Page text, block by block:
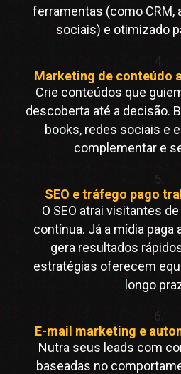
ferramentas (como CRM,
sociais) e otimizado
Marketing de conteúdo
Crie conteúdos que
descoberta até a decisão.
books, redes sociais e
complementar e
SEO e tráfego pago
O SEO atrai visitantes
contínua. Já a mídia paga
gera resultados
estratégias oferecem
longo
E-mail marketing e
Nutra seus leads com
baseadas no